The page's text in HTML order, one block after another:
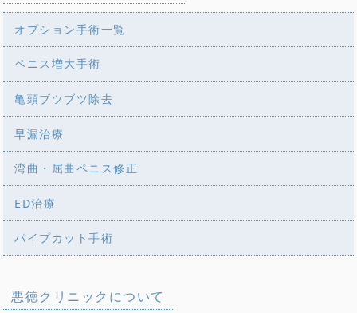
オプション手術一覧
ペニス増大手術
亀頭ブツブツ除去
早漏治療
湾曲・屈曲ペニス修正
ED治療
パイプカット手術
悪徳クリニックについて